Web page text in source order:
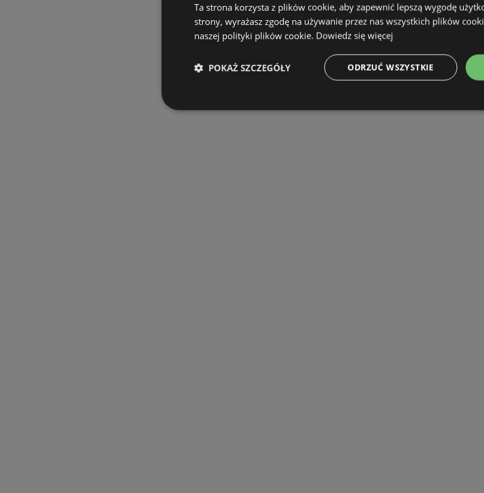
Ta strona korzysta z plików cookie, aby zapewnić lepszą wygodę
strony, wyrażasz zgodę na używanie przez nas wszystkich plików
naszej polityki plików cookie. Dowiedz się więcej
ODRZUĆ WSZYSTKIE
POKAŻ SZCZEGÓŁY